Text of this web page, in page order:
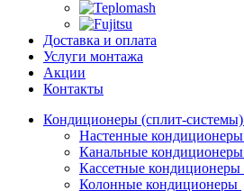
Доставка и оплата
Услуги монтажа
Акции
Контакты
Кондиционеры (сплит-системы)
Настенные кондиционеры
Канальные кондиционеры
Кассетные кондиционеры
Колонные кондиционеры